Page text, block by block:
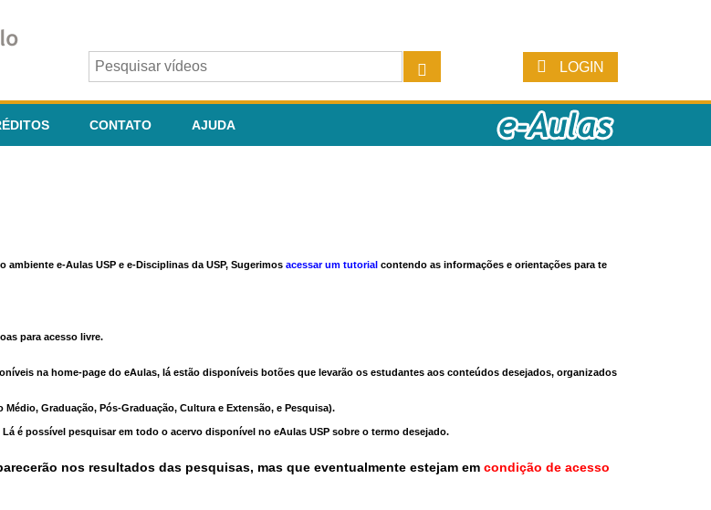
LOGIN
CONTATO AJUDA
e-Aulas USP e e-Disciplinas da USP, Sugerimos acessar um tutorial contendo as informações e orientações para te
para acesso livre.
na home-page do eAulas, lá estão disponíveis botões que levarão os estudantes aos conteúdos desejados, organizados
Graduação, Pós-Graduação, Cultura e Extensão, e Pesquisa).
é possível pesquisar em todo o acervo disponível no eAulas USP sobre o termo desejado.
nos resultados das pesquisas, mas que eventualmente estejam em condição de acesso